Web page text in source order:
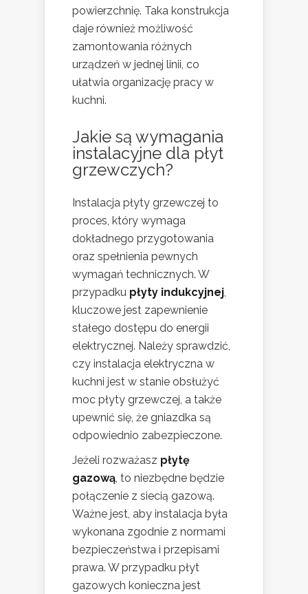
powierzchnię. Taka konstrukcja
daje również możliwość
zamontowania różnych
urządzeń w jednej linii, co
ułatwia organizację pracy w
kuchni.
Jakie są wymagania
instalacyjne dla płyt
grzewczych?
Instalacja płyty grzewczej to
proces, który wymaga
dokładnego przygotowania
oraz spełnienia pewnych
wymagań technicznych. W
przypadku płyty indukcyjnej,
kluczowe jest zapewnienie
stałego dostępu do energii
elektrycznej. Należy sprawdzić,
czy instalacja elektryczna w
kuchni jest w stanie obsłużyć
moc płyty grzewczej, a także
upewnić się, że gniazdka są
odpowiednio zabezpieczone.
Jeżeli rozważasz płytę
gazową, to niezbędne będzie
połączenie z siecią gazową.
Ważne jest, aby instalacja była
wykonana zgodnie z normami
bezpieczeństwa i przepisami
prawa. W przypadku płyt
gazowych konieczna jest